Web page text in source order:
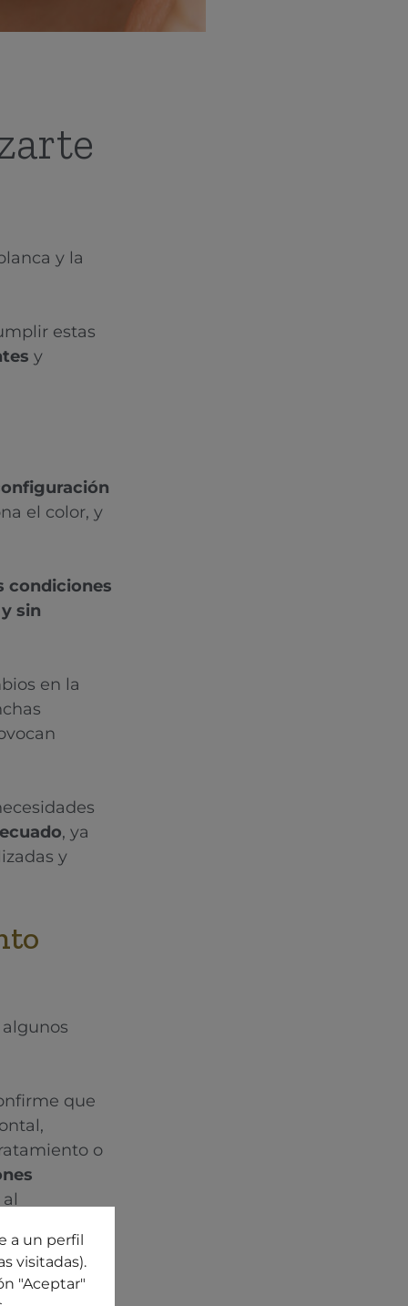
y la
estas
y
el color, y
condiciones
sin
en la
, ya
y
que
o
la
a un perfil
visitadas).
"Aceptar"